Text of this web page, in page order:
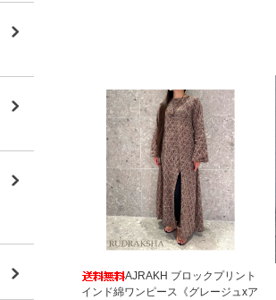
AJRAKH ブロックプリント
インド綿ワンピース《グレージュxア